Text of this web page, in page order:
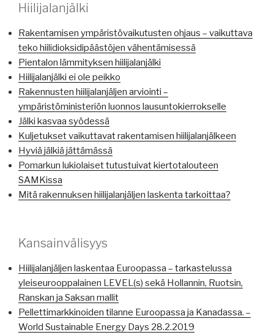
Hiilijalanjälki
Rakentamisen ympäristövaikutusten ohjaus – vaikuttava
teko hiilidioksidipäästöjen vähentämisessä
Pientalon lämmityksen hiilijalanjälki
Hiilijalanjälki ei ole peikko
Rakennusten hiilijalanjäljen arviointi –
ympäristöministeriön luonnos lausuntokierrokselle
Jälki kasvaa syödessä
Kuljetukset vaikuttavat rakentamisen hiilijalanjälkeen
Hyviä jälkiä jättämässä
Pomarkun lukiolaiset tutustuivat kiertotalouteen
SAMKissa
Mitä rakennuksen hiilijalanjäljen laskenta tarkoittaa?
Kansainvälisyys
Hiilijalanjäljen laskentaa Euroopassa – tarkastelussa
yleiseurooppalainen LEVEL(s) sekä Hollannin, Ruotsin,
Ranskan ja Saksan mallit
Pellettimarkkinoiden tilanne Euroopassa ja Kanadassa. –
World Sustainable Energy Days 28.2.2019